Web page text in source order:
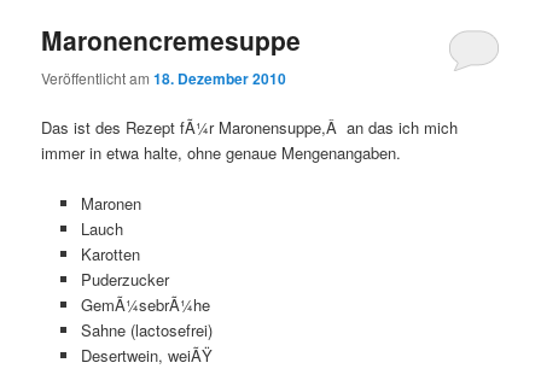
Maronencremesuppe
Veröffentlicht am18. Dezember 2010
Das ist des Rezept fÃ¼r Maronensuppe,Â an das ich mich
immer in etwa halte, ohne genaue Mengenangaben.
Maronen
Lauch
Karotten
Puderzucker
GemÃ¼sebrÃ¼he
Sahne (lactosefrei)
Desertwein, weiÃŸ